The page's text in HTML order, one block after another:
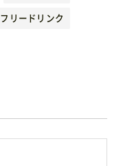
フリードリンク